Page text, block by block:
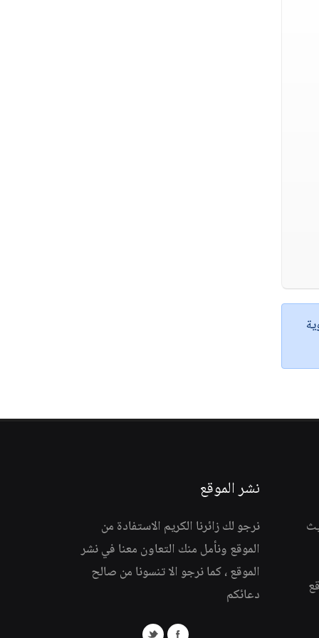
نشر الموقع
نرجو لك زائرنا الكريم الاستفادة من
الموقع ونأمل منك التعاون معنا في نشر
الموقع ، كما نرجو الا تنسونا من صالح
دعائكم